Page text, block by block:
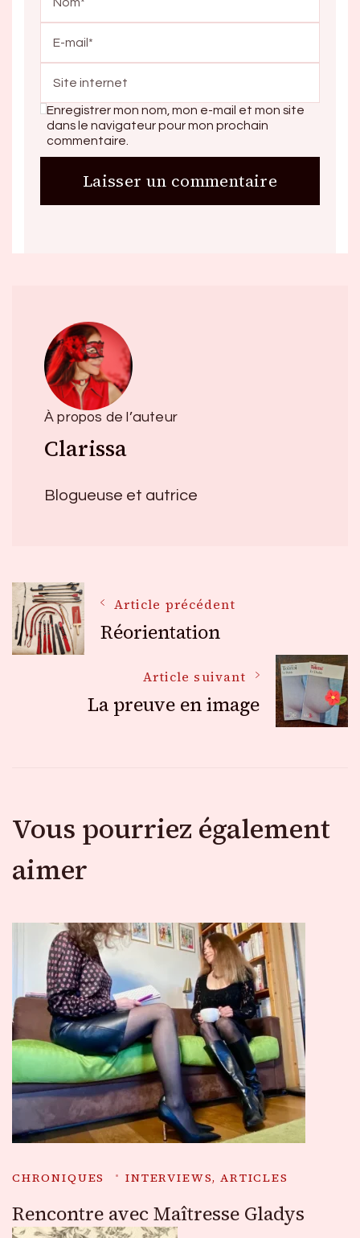
Enregistrer mon nom, mon e-mail et mon site
dans le navigateur pour mon prochain
commentaire.
À propos de l’auteur
Clarissa
Blogueuse et autrice
Navigation
des
articles
Article précédent
Réorientation
Article suivant
La preuve en image
Vous pourriez également
aimer
CHRONIQUES INTERVIEWS, ARTICLES
Rencontre avec Maîtresse Gladys